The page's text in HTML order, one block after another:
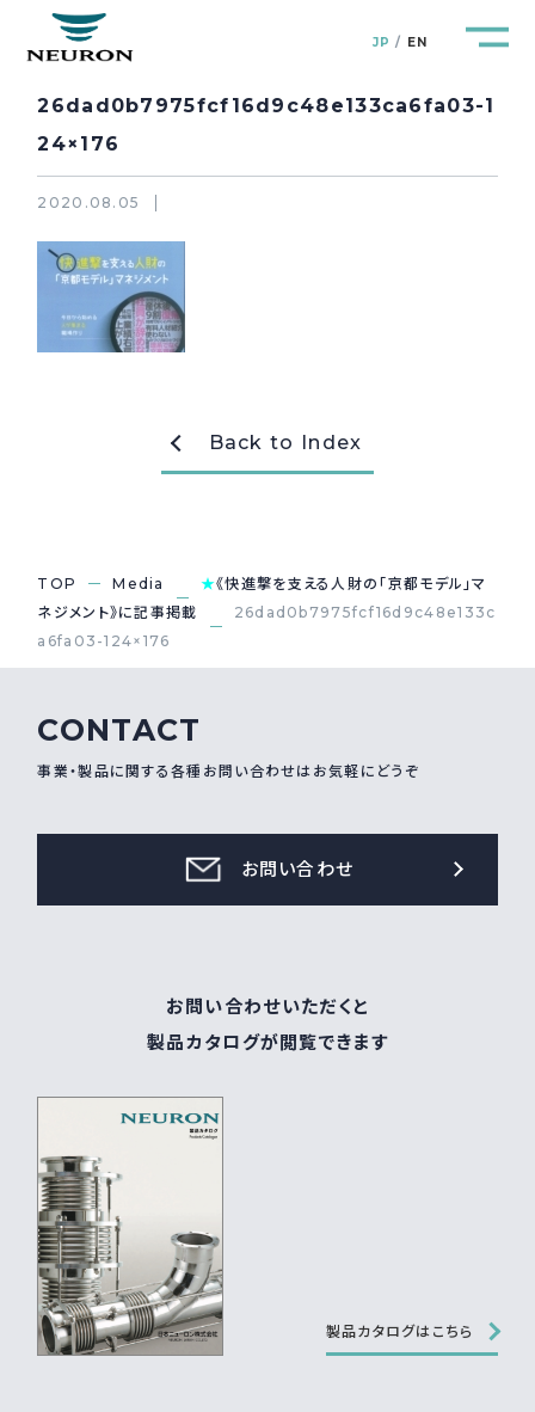
JP EN
Company
採用情報 Recruit
webカタログ
26dad0b7975fcf16d9c48e133ca6fa03-1
24×176
2020.08.05
Back to Index
TOP Media ★《快進撃を支える人財の「京都モデル」マ
ネジメント》に記事掲載
26dad0b7975fcf16d9c48e133c
a6fa03-124×176
CONTACT
事業・製品に関する各種お問い合わせはお気軽にどうぞ
お問い合わせ
お問い合わせいただくと
製品カタログが閲覧できます
製品カタログはこちら